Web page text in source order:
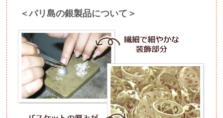
＜バリ島の銀製品について＞